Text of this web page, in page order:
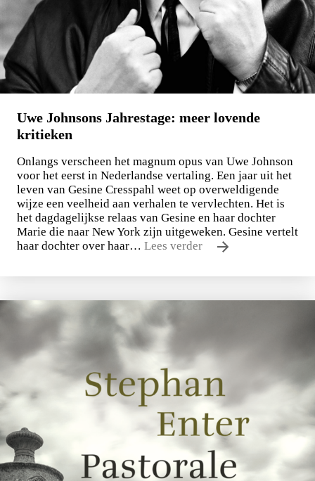
Maxim Osipov
De wereld is niet stuk te krijgen
€ 15,00
LEES MEER
Een jaar uit het leven van Gesine Cresspahl
€49,50
BESTEL
Uwe Johnsons Jahrestage: meer lovende
kritieken
Onlangs verscheen het magnum opus van Uwe Johnson
voor het eerst in Nederlandse vertaling. Een jaar uit het
leven van Gesine Cresspahl weet op overweldigende
wijze een veelheid aan verhalen te vervlechten. Het is
het dagdagelijkse relaas van Gesine en haar dochter
Marie die naar New York zijn uitgeweken. Gesine vertelt
haar dochter over haar… Lees verder